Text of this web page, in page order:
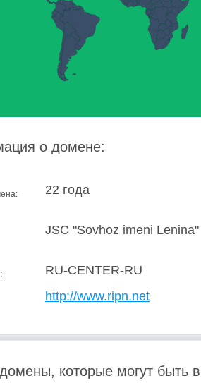
о домене:
22 года
JSC "Sovhoz imeni Lenina"
RU-CENTER-RU
http://www.ripn.net
которые могут быть